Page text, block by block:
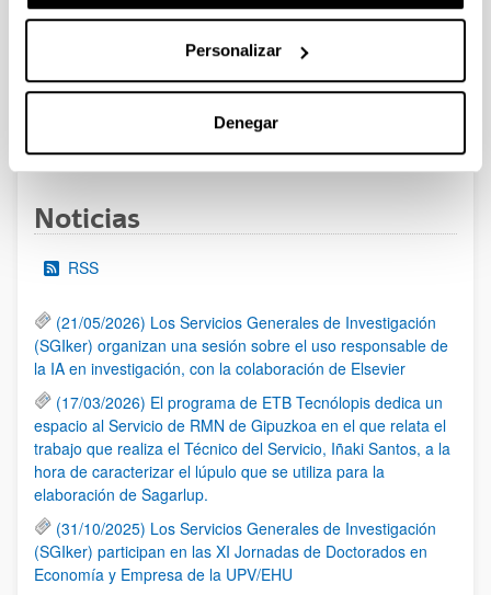
Personalizar
Denegar
Plazo de presentación cerrado: 08/04/2026 - 27/04/2026 23:59
15/06/2026. Publicado el listado definitivo de solicitudes
4
Noticias
RSS
(21/05/2026) Los Servicios Generales de Investigación
(SGIker) organizan una sesión sobre el uso responsable de
la IA en investigación, con la colaboración de Elsevier
(17/03/2026) El programa de ETB Tecnólopis dedica un
espacio al Servicio de RMN de Gipuzkoa en el que relata el
trabajo que realiza el Técnico del Servicio, Iñaki Santos, a la
hora de caracterizar el lúpulo que se utiliza para la
elaboración de Sagarlup.
(31/10/2025) Los Servicios Generales de Investigación
(SGIker) participan en las XI Jornadas de Doctorados en
Economía y Empresa de la UPV/EHU